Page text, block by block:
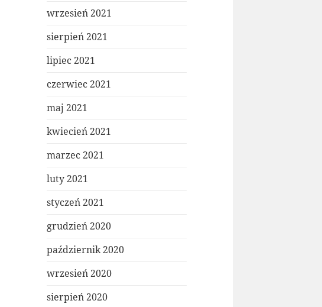
wrzesień 2021
sierpień 2021
lipiec 2021
czerwiec 2021
maj 2021
kwiecień 2021
marzec 2021
luty 2021
styczeń 2021
grudzień 2020
październik 2020
wrzesień 2020
sierpień 2020